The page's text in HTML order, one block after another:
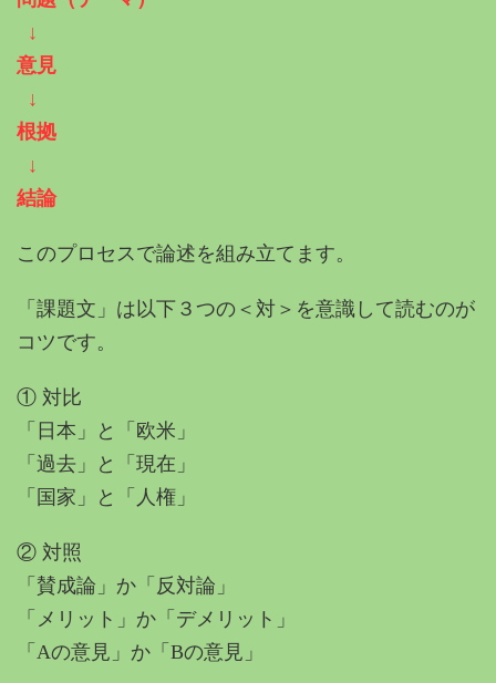
↓
意見
↓
根拠
↓
結論
このプロセスで論述を組み立てます。
「課題文」は以下３つの＜対＞を意識して読むのが
コツです。
① 対比
「日本」と「欧米」
「過去」と「現在」
「国家」と「人権」
② 対照
「賛成論」か「反対論」
「メリット」か「デメリット」
「Aの意見」か「Bの意見」